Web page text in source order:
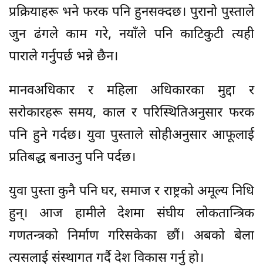
प्रक्रियाहरू भने फरक पनि हुनसक्दछ। पुरानो पुस्ताले
जुन ढंगले काम गरे, नयाँले पनि काटिकुटी त्यही
पाराले गर्नुपर्छ भन्ने छैन।
मानवअधिकार र महिला अधिकारका मुद्दा र
सरोकारहरू समय, काल र परिस्थितिअनुसार फरक
पनि हुने गर्दछ। युवा पुस्ताले सोहीअनुसार आफूलाई
प्रतिबद्ध बनाउनु पनि पर्दछ।
युवा पुस्ता कुनै पनि घर, समाज र राष्ट्रको अमूल्य निधि
हुन्। आज हामीले देशमा संघीय लोकतान्त्रिक
गणतन्त्रको निर्माण गरिसकेका छौं। अबको बेला
त्यसलाई संस्थागत गर्दै देश विकास गर्नु हो।